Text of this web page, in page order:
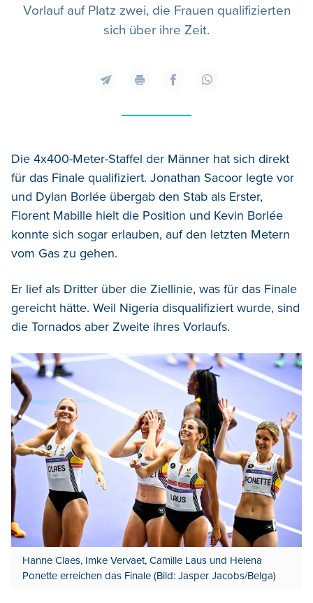
Vorlauf auf Platz zwei, die Frauen qualifizierten
sich über ihre Zeit.
Die 4x400-Meter-Staffel der Männer hat sich direkt
für das Finale qualifiziert. Jonathan Sacoor legte vor
und Dylan Borlée übergab den Stab als Erster,
Florent Mabille hielt die Position und Kevin Borlée
konnte sich sogar erlauben, auf den letzten Metern
vom Gas zu gehen.
Er lief als Dritter über die Ziellinie, was für das Finale
gereicht hätte. Weil Nigeria disqualifiziert wurde, sind
die Tornados aber Zweite ihres Vorlaufs.
Hanne Claes, Imke Vervaet, Camille Laus und Helena
Ponette erreichen das Finale (Bild: Jasper Jacobs/Belga)